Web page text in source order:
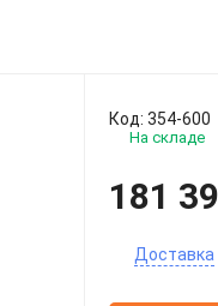
Код: 354-600
На складе
181
Доставка